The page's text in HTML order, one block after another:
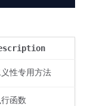
义性专用方法
函数